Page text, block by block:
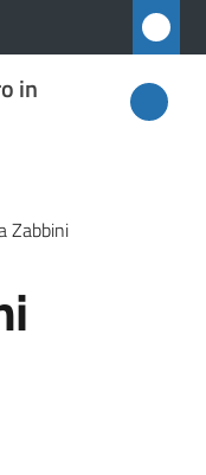
in
Zabbini